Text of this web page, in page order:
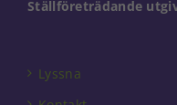
Ställföreträdande
Lyssna